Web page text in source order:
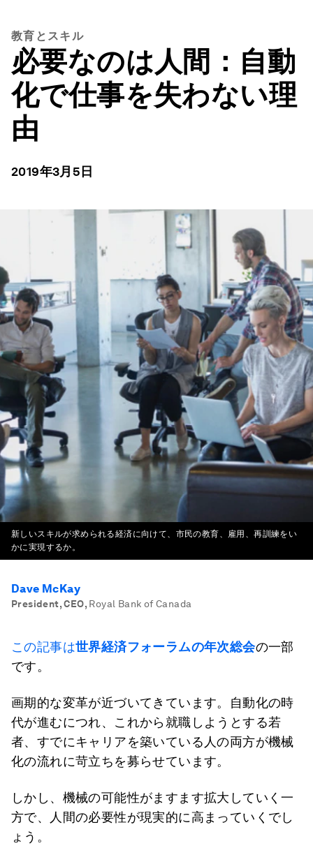
教育とスキル
必要なのは人間：自動
化で仕事を失わない理
由
2019年3月5日
新しいスキルが求められる経済に向けて、市民の教育、雇用、再訓練をい
かに実現するか。
Dave McKay
President, CEO, Royal Bank of Canada
この記事は世界経済フォーラムの年次総会の一部
です。
画期的な変革が近づいてきています。自動化の時
代が進むにつれ、これから就職しようとする若
者、すでにキャリアを築いている人の両方が機械
化の流れに苛立ちを募らせています。
しかし、機械の可能性がますます拡大していく一
方で、人間の必要性が現実的に高まっていくでし
ょう。